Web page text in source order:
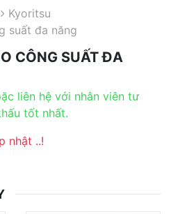
Kyoritsu
suất đa năng
CÔNG SUẤT ĐA
liên hệ với nhân viên tư
tốt nhất.
nhật ..!